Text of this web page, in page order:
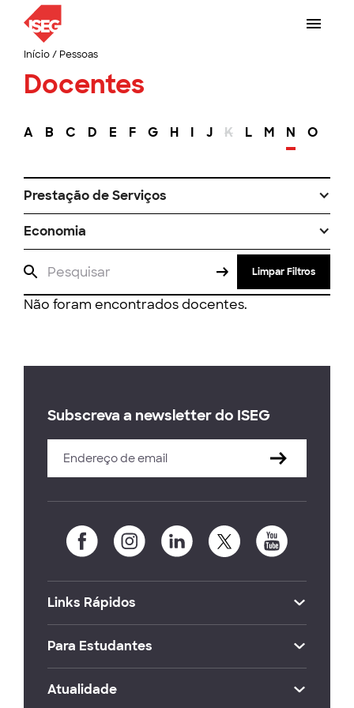
Início/ Pessoas
Docentes
A B C D E F G H I J K L M N O
Prestação de Serviços
Economia
Limpar Filtros
Não foram encontrados docentes.
Subscreva a newsletter do ISEG
Links Rápidos
Para Estudantes
Atualidade